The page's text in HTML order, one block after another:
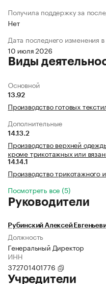
Получила поддержку за
Нет
Дата последнего изменения
10 июля 2026
Виды
Основной
13.92
Производство готовых
Дополнительные
14.13.2
Производство верхней
кроме трикотажных или
14.14.1
Производство трикотажного
Посмотреть все (5)
Руководители
Рубинский Алексей
Должность
Генеральный Директор
ИНН
372701401776
Учредители